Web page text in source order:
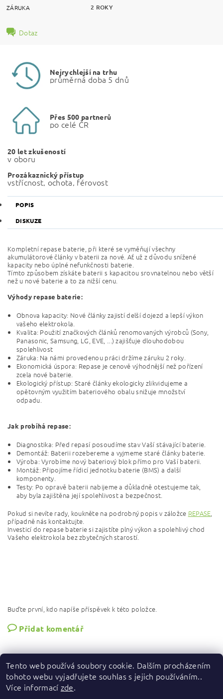
ZÁRUKA 2 ROKY
Dotaz
Nejrychlejší na trhu
průměrná doba 5 dnů
Přes 500 partnerů
po celé ČR
20 let zkušeností
v oboru
Prozákaznický přístup
vstřícnost, ochota, férovost
POPIS
DISKUZE
Kompletní repase baterie, při které se vyměňují všechny
akumulátorové články v baterii za nové. Ať už z důvodu snížené
kapacity nebo úplné nefunkčnosti baterie.
Tímto způsobem získáte baterii s kapacitou srovnatelnou nebo větší
než u nové baterie a to za nižší cenu.
Výhody repase baterie:
Obnova kapacity: Nové články zajistí delší dojezd a lepší výkon
vašeho elektrokola.
Kvalita: Použití značkových článků renomovaných výrobců (Sony,
Panasonic, Samsung, LG, EVE, ...) zajišťuje dlouhodobou
spolehlivost
Záruka: Na námi provedenou práci držíme záruku 2 roky.
Ekonomická úspora: Repase je cenově výhodnější než pořízení
zcela nové baterie.
Ekologický přístup: Staré články ekologicky zlikvidujeme a
opětovným využitím bateriového obalu snižuje množství
odpadu.
Jak probíhá repase:
Diagnostika: Před repasí posoudíme stav Vaší stávající baterie.
Demontáž: Baterii rozebereme a vyjmeme staré články baterie.
Výroba: Vyrobíme nový bateriový blok přímo pro Vaší baterii.
Montáž: Připojíme řídicí jednotku baterie (BMS) a další
komponenty.
Testy: Po opravě baterii nabijeme a důkladně otestujeme tak,
aby byla zajištěna její spolehlivost a bezpečnost.
Pokud si nevíte rady, koukněte na podrobný popis v záložce REPASE
případně nás kontaktujte.
Investicí do repase baterie si zajistíte plný výkon a spolehlivý chod
Vašeho elektrokola bez zbytečných starostí.
Buďte první, kdo napíše příspěvek k této položce.
Přidat komentář
Tento web používá soubory cookie. Dalším procházením
tohoto webu vyjadřujete souhlas s jejich používáním..
Více informací zde.